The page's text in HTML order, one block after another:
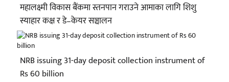
महालक्ष्मी विकास बैंकमा स्तनपान गराउने आमाका लागि शिशु
स्याहार कक्ष र डे–केयर सञ्चालन
NRB issuing 31-day deposit collection instrument of
Rs 60 billion